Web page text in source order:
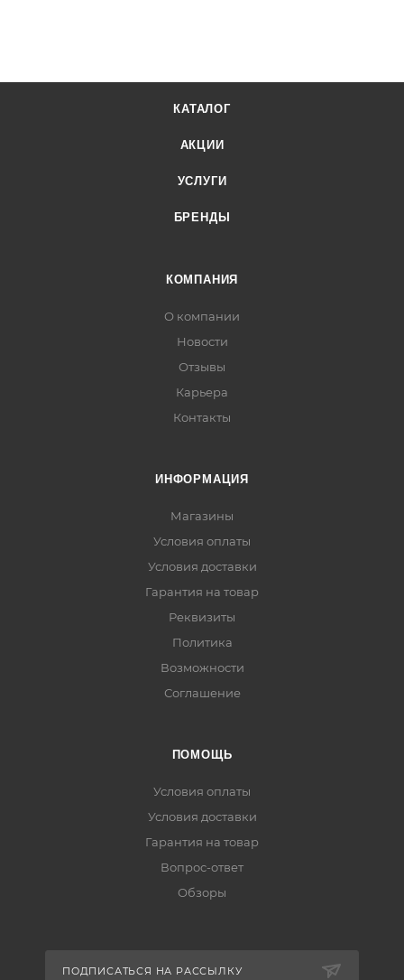
КАТАЛОГ
АКЦИИ
УСЛУГИ
БРЕНДЫ
КОМПАНИЯ
О компании
Новости
Отзывы
Карьера
Контакты
ИНФОРМАЦИЯ
Магазины
Условия оплаты
Условия доставки
Гарантия на товар
Реквизиты
Политика
Возможности
Соглашение
ПОМОЩЬ
Условия оплаты
Условия доставки
Гарантия на товар
Вопрос-ответ
Обзоры
ПОДПИСАТЬСЯ НА РАССЫЛКУ